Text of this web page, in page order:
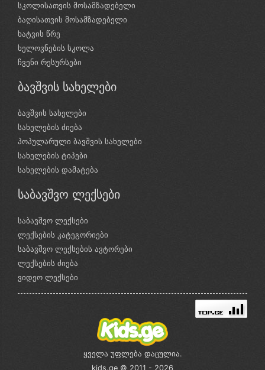
სკოლისათვის მოსამზადებელი
ბაღისათვის მოსამზადებელი
ხატვის წრე
ხელოვნების სკოლა
ჩვენი რესურსები
ბავშვის სახელები
ბავშვის სახელები
სახელების ძიება
პოპულარული ბავშვის სახელები
სახელების ტიპები
სახელების დამატება
საბავშვო ლექსები
საბავშვო ლექსები
ლექსების კატეგორიები
საბავშვო ლექსების ავტორები
ლექსების ძიება
ვიდეო ლექსები
ყველა უფლება დაცულია.
kids.ge © 2011 - 2026